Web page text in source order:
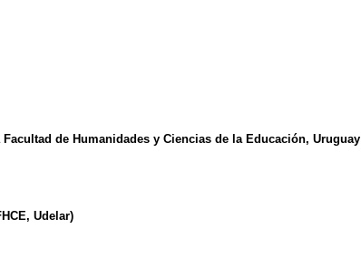
de Humanidades y Ciencias de la Educación, Uruguay
Udelar)